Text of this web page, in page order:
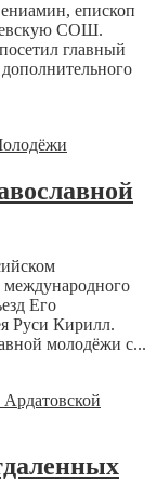
епископ
СОШ.
главный
международного
Его
Руси Кирилл.
молодёжи с...